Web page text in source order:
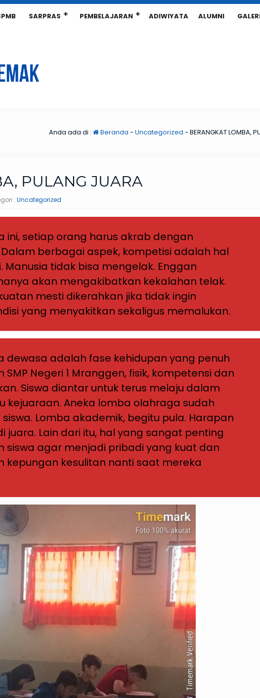
SARPRAS PEMBELAJARAN ADIWIYATA ALUMNI
Anda ada di : Beranda - Uncategorized - BERANGKAT LOMBA,
PULANG JUARA
: Uncategorized
ini, setiap orang harus akrab dengan
berbagai aspek, kompetisi adalah hal
Manusia tidak bisa mengelak. Enggan
akan mengakibatkan kekalahan telak.
mesti dikerahkan jika tidak ingin
yang menyakitkan sekaligus memalukan.
dewasa adalah fase kehidupan yang penuh
Negeri 1 Mranggen, fisik, kompetensi dan
Siswa diantar untuk terus melaju dalam
kejuaraan. Aneka lomba olahraga sudah
Lomba akademik, begitu pula. Harapan
Lain dari itu, hal yang sangat penting
agar menjadi pribadi yang kuat dan
kepungan kesulitan nanti saat mereka